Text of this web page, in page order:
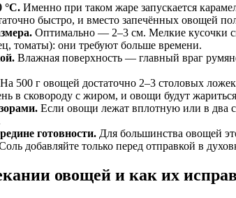
°C. Именно при таком жаре запускается
быстро, и вместо запечённых овощей
Оптимально — 2–3 см. Мелкие кусочки
томаты): они требуют больше времени.
Влажная поверхность — главный враг
На 500 г овощей достаточно 2–3 столовых
в сковороду с жиром, и овощи будут
Если овощи лежат вплотную или в два
готовности. Для большинства овощей
добавляйте только перед отправкой в
овощей и как их